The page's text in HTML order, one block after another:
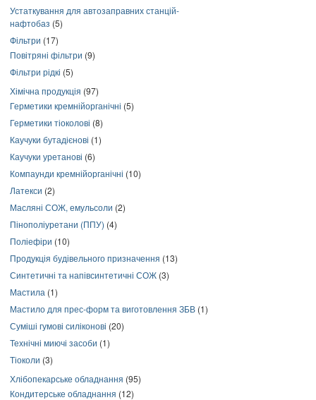
Устаткування для автозаправних станцій-
нафтобаз (5)
Фільтри (17)
Повітряні фільтри (9)
Фільтри рідкі (5)
Хімічна продукція (97)
Герметики кремнійорганічні (5)
Герметики тіоколові (8)
Каучуки бутадієнові (1)
Каучуки уретанові (6)
Компаунди кремнійорганічні (10)
Латекси (2)
Масляні СОЖ, емульсоли (2)
Пінополіуретани (ППУ) (4)
Поліефіри (10)
Продукція будівельного призначення (13)
Синтетичні та напівсинтетичні СОЖ (3)
Мастила (1)
Мастило для прес-форм та виготовлення ЗБВ (1)
Суміші гумові силіконові (20)
Технічні миючі засоби (1)
Тіоколи (3)
Хлібопекарське обладнання (95)
Кондитерське обладнання (12)